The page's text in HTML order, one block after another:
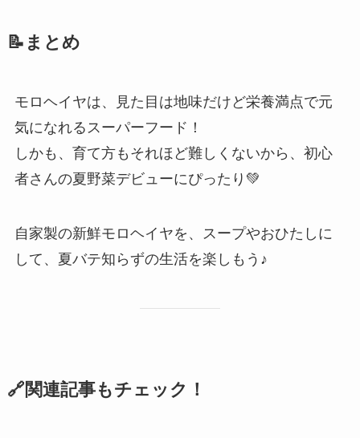
📝まとめ
モロヘイヤは、見た目は地味だけど栄養満点で元
気になれるスーパーフード！
しかも、育て方もそれほど難しくないから、初心
者さんの夏野菜デビューにぴったり💚
自家製の新鮮モロヘイヤを、スープやおひたしに
して、夏バテ知らずの生活を楽しもう♪
🔗関連記事もチェック！